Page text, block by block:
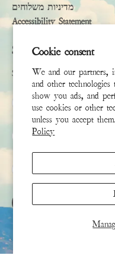
Cookie consent
We and our partners,
and other
show you ads, and
use cookies or other
unless you accept
Policy
מדיניות משלוחים
Accessibility Statement
Subscribe
Sign up to receive the
שם פרטי
שם משפחה
אימייל
This site is protected by hCaptcha